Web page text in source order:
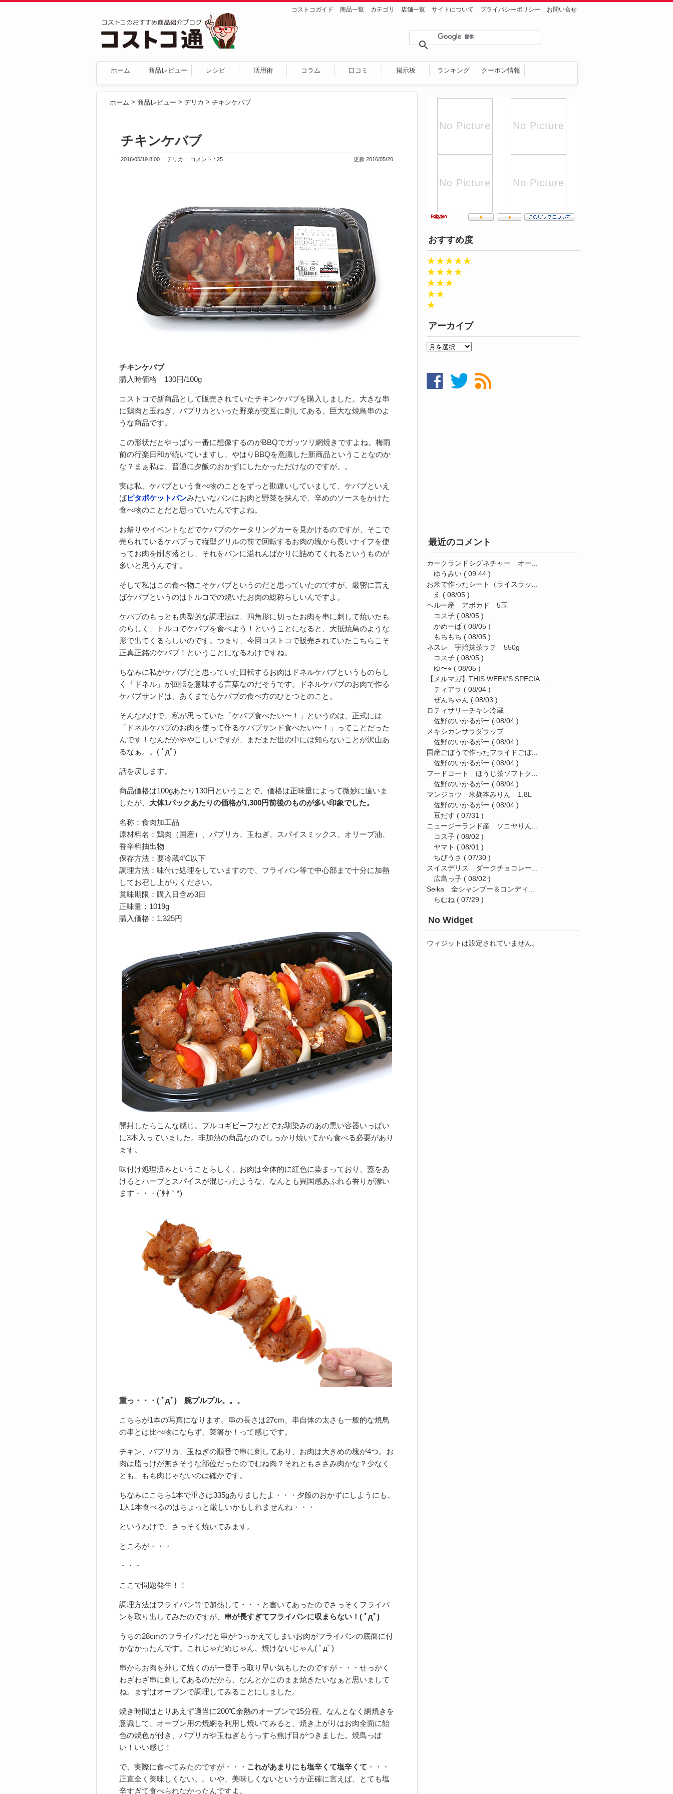
コストコガイド 商品一覧 カテゴリ 店舗一覧 サイトについて プライバシーポリシー お問い合せ
ホーム 商品レビュー レシピ 活用術 コラム 口コミ 掲示板 ランキング クーポン情報
ホーム > 商品レビュー > デリカ > チキンケバブ
チキンケバブ
2016/05/19 8:00 デリカ コメント : 25 更新 2016/05/20
チキンケバブ
購入時価格 130円/100g
コストコで新商品として販売されていたチキンケバブを購入しました。大きな串
に鶏肉と玉ねぎ、パプリカといった野菜が交互に刺してある、巨大な焼鳥串のよ
うな商品です。
この形状だとやっぱり一番に想像するのがBBQでガッツリ網焼きですよね。梅雨
前の行楽日和が続いていますし、やはりBBQを意識した新商品ということなのか
な？まぁ私は、普通に夕飯のおかずにしたかっただけなのですが。。
実は私、ケバブという食べ物のことをずっと勘違いしていまして、ケバブといえ
ばピタポケットパンみたいなパンにお肉と野菜を挟んで、辛めのソースをかけた
食べ物のことだと思っていたんですよね。
お祭りやイベントなどでケバブのケータリングカーを見かけるのですが、そこで
売られているケバブって縦型グリルの前で回転するお肉の塊から長いナイフを使
ってお肉を削ぎ落とし、それをパンに溢れんばかりに詰めてくれるというものが
多いと思うんです。
そして私はこの食べ物こそケバブというのだと思っていたのですが、厳密に言え
ばケバブというのはトルコでの焼いたお肉の総称らしいんですよ。
ケバブのもっとも典型的な調理法は、四角形に切ったお肉を串に刺して焼いたも
のらしく、トルコでケバブを食べよう！ということになると、大抵焼鳥のような
形で出てくるらしいのです。つまり、今回コストコで販売されていたこちらこそ
正真正銘のケバブ！ということになるわけですね。
ちなみに私がケバブだと思っていた回転するお肉はドネルケバブというものらし
く「ドネル」が回転を意味する言葉なのだそうです。ドネルケバブのお肉で作る
ケバブサンドは、あくまでもケバブの食べ方のひとつとのこと。
そんなわけで、私が思っていた「ケバブ食べたい〜！」というのは、正式には
「ドネルケバブのお肉を使って作るケバブサンド食べたい〜！」ってことだった
んです！なんだかややこしいですが、まだまだ世の中には知らないことが沢山あ
るなぁ。。( ﾟдﾟ)
話を戻します。
商品価格は100gあたり130円ということで、価格は正味量によって微妙に違いま
したが、 大体1パックあたりの価格が1,300円前後のものが多い印象でした。
名称：食肉加工品
原材料名：鶏肉（国産）、パプリカ、玉ねぎ、スパイスミックス、オリーブ油、
香辛料抽出物
保存方法：要冷蔵4℃以下
調理方法：味付け処理をしていますので、フライパン等で中心部まで十分に加熱
してお召し上がりください。
賞味期限：購入日含め3日
正味量：1019g
購入価格：1,325円
開封したらこんな感じ。プルコギビーフなどでお馴染みのあの黒い容器いっぱい
に3本入っていました。非加熱の商品なのでしっかり焼いてから食べる必要があり
ます。
味付け処理済みということらしく、お肉は全体的に紅色に染まっており、蓋をあ
けるとハーブとスパイスが混じったような、なんとも異国感あふれる香りが漂い
ます・・・(´艸｀*)
重っ・・・( ﾟдﾟ) 腕プルプル。。。
こちらが1本の写真になります。串の長さは27cm、串自体の太さも一般的な焼鳥
の串とは比べ物にならず、菜箸か！って感じです。
チキン、パプリカ、玉ねぎの順番で串に刺してあり、お肉は大きめの塊が4つ。お
肉は脂っけが無さそうな部位だったのでむね肉？それともささみ肉かな？少なく
とも、もも肉じゃないのは確かです。
ちなみにこちら1本で重さは335gありましたよ・・・夕飯のおかずにしようにも、
1人1本食べるのはちょっと厳しいかもしれませんね・・・
というわけで、さっそく焼いてみます。
ところが・・・
・・・
ここで問題発生！！
調理方法はフライパン等で加熱して・・・と書いてあったのでさっそくフライパ
ンを取り出してみたのですが、 串が長すぎてフライパンに収まらない！( ﾟдﾟ)
うちの28cmのフライパンだと串がつっかえてしまいお肉がフライパンの底面に付
かなかったんです。これじゃだめじゃん、焼けないじゃん( ﾟдﾟ)
串からお肉を外して焼くのが一番手っ取り早い気もしたのですが・・・せっかく
わざわざ串に刺してあるのだから、なんとかこのまま焼きたいなぁと思いまして
ね。まずはオーブンで調理してみることにしました。
焼き時間はとりあえず適当に200℃余熱のオーブンで15分程。なんとなく網焼きを
意識して、オーブン用の焼網を利用し焼いてみると、焼き上がりはお肉全面に飴
色の焼色が付き、パプリカや玉ねぎもうっすら焦げ目がつきました。焼鳥っぽ
い！いい感じ！
で、実際に食べてみたのですが・・・ これがあまりにも塩辛くて塩辛くて ・・・
正直全く美味しくない。。いや、美味しくないというか正確に言えば、とても塩
辛すぎて食べられなかったんですよ。
おすすめ度
★★★★★
★★★★
★★★
★★
★
アーカイブ
ア
ブ
最近のコメント
カークランドシグネチャー オー...
ゆうみい ( 09:44 )
お米で作ったシート（ライスラッ...
え ( 08/05 )
ペルー産 アボカド 5玉
コス子 ( 08/05 )
かめーば ( 08/05 )
もちもち ( 08/05 )
ネスレ 宇治抹茶ラテ 550g
コス子 ( 08/05 )
ゆ〜⭐︎ ( 08/05 )
【メルマガ】THIS WEEK'S SPECIA...
ティアラ ( 08/04 )
ぜんちゃん ( 08/03 )
ロティサリーチキン冷蔵
佐野のいかるがー ( 08/04 )
メキシカンサラダラップ
佐野のいかるがー ( 08/04 )
国産ごぼうで作ったフライドごぼ...
佐野のいかるがー ( 08/04 )
フードコート ほうじ茶ソフトク...
佐野のいかるがー ( 08/04 )
マンジョウ 米麹本みりん 1.8L
佐野のいかるがー ( 08/04 )
豆だす ( 07/31 )
ニュージーランド産 ソニヤりん...
コス子 ( 08/02 )
ヤマト ( 08/01 )
ちびうさ ( 07/30 )
スイスデリス ダークチョコレー...
広島っ子 ( 08/02 )
Seika 全シャンプー＆コンディ...
らむね ( 07/29 )
No Widget
ウィジットは設定されていません。